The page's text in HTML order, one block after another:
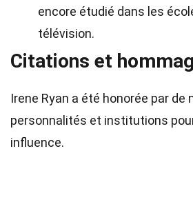
encore étudié dans les
télévision.
Citations et
Irene Ryan a été honorée par de
personnalités et institutions
influence.